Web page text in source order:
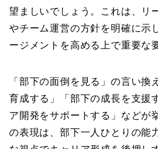
望ましいでしょう。これは、リ
やチーム運営の方針を明確に示
ージメントを高める上で重要な
「部下の面倒を見る」の言い換
育成する」「部下の成長を支援
ア開発をサポートする」などが
の表現は、部下一人ひとりの能